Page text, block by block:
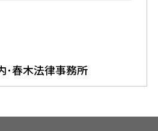
春木法律事務所